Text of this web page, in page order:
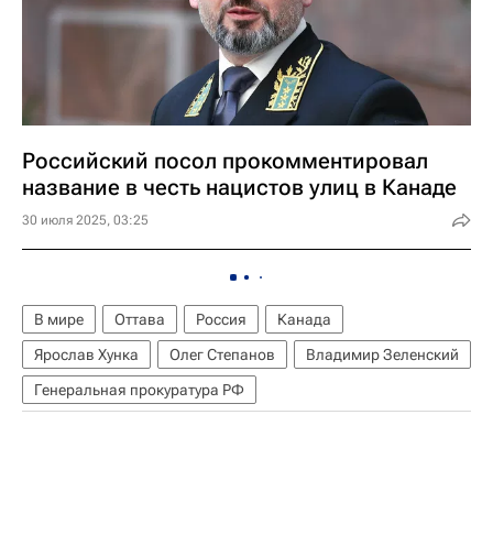
Российский посол прокомментировал
название в честь нацистов улиц в Канаде
30 июля 2025, 03:25
В мире Оттава Россия
Канада
Ярослав Хунка
Олег Степанов
Владимир Зеленский
Генеральная прокуратура РФ